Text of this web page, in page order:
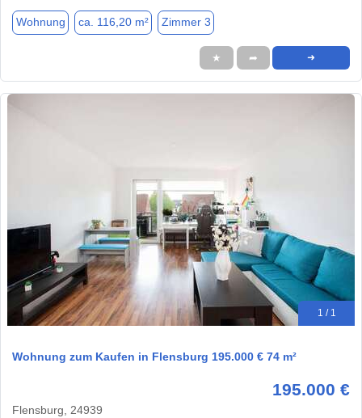
Wohnung ca. 116,20 m² Zimmer 3
★ ➦ ➜
1 / 1
Wohnung zum Kaufen in Flensburg 195.000 € 74 m²
195.000 €
Flensburg, 24939